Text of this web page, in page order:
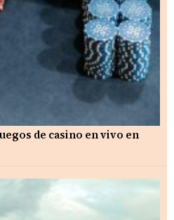
de casino en vivo en